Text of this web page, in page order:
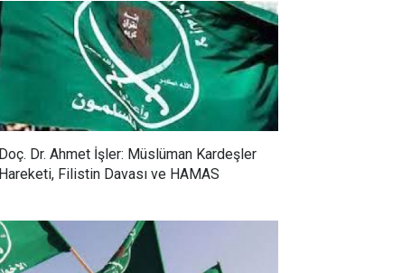
Doç. Dr. Ahmet İşler: Müslüman Kardeşler
Hareketi, Filistin Davası ve HAMAS